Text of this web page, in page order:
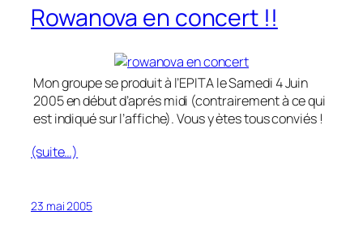
Rowanova en concert !!
Mon groupe se produit à l’EPITA le Samedi 4 Juin
2005 en début d’aprés midi (contrairement à ce qui
est indiqué sur l’affiche). Vous y ètes tous conviés !
(suite…)
23 mai 2005